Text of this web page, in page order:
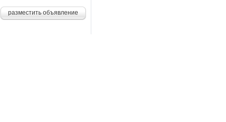
разместить объявление